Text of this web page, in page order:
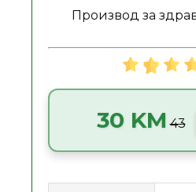
Производ за
30 KM 43